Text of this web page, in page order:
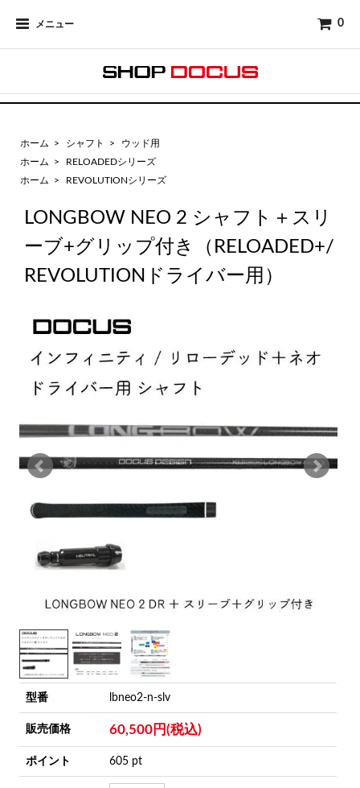
メニュー 0
ホーム > シャフト >
ウッド用
ホーム
>
RELOADEDシリーズ
ホーム
> REVOLUTIONシリーズ
LONGBOW NEO 2 シャフト＋スリ
ーブ+グリップ付き（RELOADED+/
REVOLUTIONドライバー用）
型番 lbneo2-n-slv
販売価格 60,500円(税込)
ポイント 605 pt